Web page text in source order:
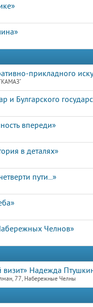
прикладного
и Булгарского
впереди»
в деталях»
пути...»
Челнов»
Надежда
77, Набережные Челны